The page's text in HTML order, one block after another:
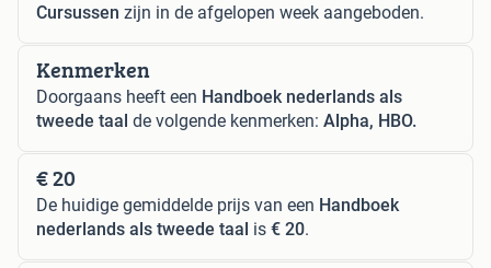
Cursussen zijn in de afgelopen week aangeboden.
Kenmerken
Doorgaans heeft een Handboek nederlands als
tweede taal de volgende kenmerken: Alpha, HBO.
€ 20
De huidige gemiddelde prijs van een Handboek
nederlands als tweede taal is € 20.